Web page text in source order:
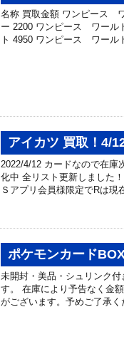
名称 買取金額 ワンピース
ー 2200 ワンピース ワール
ト 4950 ワンピース ワール
アイカツ 買取！4/
2022/4/12 カードなので在庫
化中 全リスト更新しました
Ｓアプリ会員様限定でRは現
ポケモンカード
未開封・美品・シュリンク
す。 在庫により予告なく金
がございます。予めご了承く